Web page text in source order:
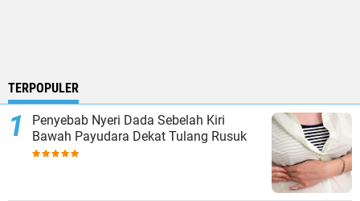
TERPOPULER
Penyebab Nyeri Dada Sebelah Kiri
Bawah Payudara Dekat Tulang Rusuk